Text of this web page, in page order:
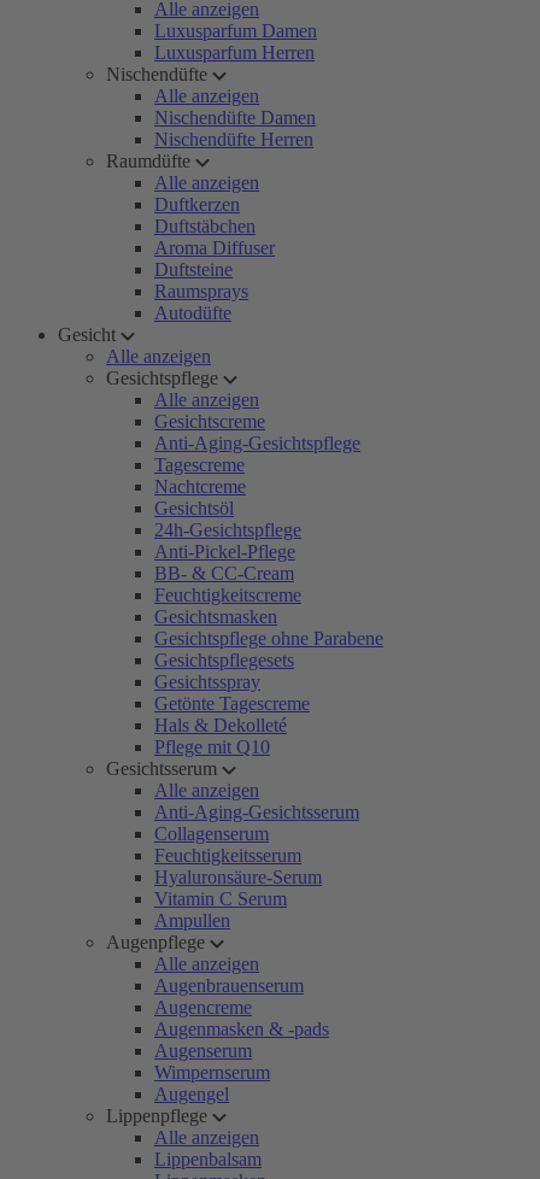
Alle anzeigen
Luxusparfum Damen
Luxusparfum Herren
Nischendüfte
Alle anzeigen
Nischendüfte Damen
Nischendüfte Herren
Raumdüfte
Alle anzeigen
Duftkerzen
Duftstäbchen
Aroma Diffuser
Duftsteine
Raumsprays
Autodüfte
Gesicht
Alle anzeigen
Gesichtspflege
Alle anzeigen
Gesichtscreme
Anti-Aging-Gesichtspflege
Tagescreme
Nachtcreme
Gesichtsöl
24h-Gesichtspflege
Anti-Pickel-Pflege
BB- & CC-Cream
Feuchtigkeitscreme
Gesichtsmasken
Gesichtspflege ohne Parabene
Gesichtspflegesets
Gesichtsspray
Getönte Tagescreme
Hals & Dekolleté
Pflege mit Q10
Gesichtsserum
Alle anzeigen
Anti-Aging-Gesichtsserum
Collagenserum
Feuchtigkeitsserum
Hyaluronsäure-Serum
Vitamin C Serum
Ampullen
Augenpflege
Alle anzeigen
Augenbrauenserum
Augencreme
Augenmasken & -pads
Augenserum
Wimpernserum
Augengel
Lippenpflege
Alle anzeigen
Lippenbalsam